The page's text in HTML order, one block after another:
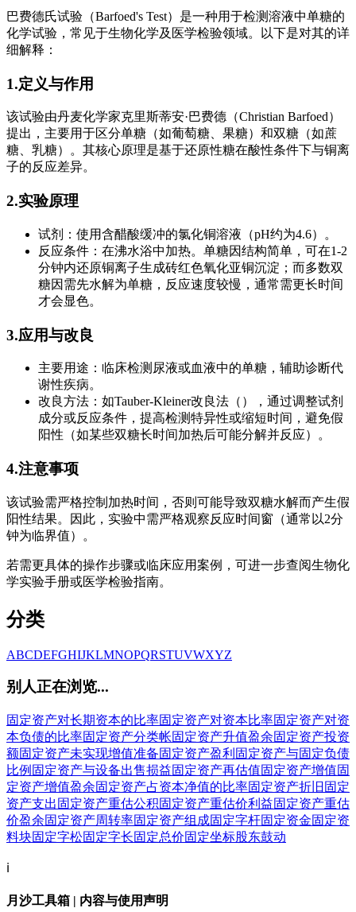
巴费德氏试验（Barfoed's Test）是一种用于检测溶液中单糖的
化学试验，常见于生物化学及医学检验领域。以下是对其的详
细解释：
1.定义与作用
该试验由丹麦化学家克里斯蒂安·巴费德（Christian Barfoed）
提出，主要用于区分单糖（如葡萄糖、果糖）和双糖（如蔗
糖、乳糖）。其核心原理是基于还原性糖在酸性条件下与铜离
子的反应差异。
2.实验原理
试剂：使用含醋酸缓冲的氯化铜溶液（pH约为4.6）。
反应条件：在沸水浴中加热。单糖因结构简单，可在1-2
分钟内还原铜离子生成砖红色氧化亚铜沉淀；而多数双
糖因需先水解为单糖，反应速度较慢，通常需更长时间
才会显色。
3.应用与改良
主要用途：临床检测尿液或血液中的单糖，辅助诊断代
谢性疾病。
改良方法：如Tauber-Kleiner改良法（），通过调整试剂
成分或反应条件，提高检测特异性或缩短时间，避免假
阳性（如某些双糖长时间加热后可能分解并反应）。
4.注意事项
该试验需严格控制加热时间，否则可能导致双糖水解而产生假
阳性结果。因此，实验中需严格观察反应时间窗（通常以2分
钟为临界值）。
若需更具体的操作步骤或临床应用案例，可进一步查阅生物化
学实验手册或医学检验指南。
分类
ABCDEFGHIJKLMNOPQRSTUVWXYZ
别人正在浏览...
固定资产对长期资本的比率固定资产对资本比率固定资产对资
本负债的比率固定资产分类帐固定资产升值盈余固定资产投资
额固定资产未实现增值准备固定资产盈利 固定资产与固定负债
比例 固定资产与设备出售损益固定资产再估值固定资产增值固
定资产增值盈余固定资产占资本净值的比率固定资产折旧 固定
资产支出 固定资产重估公积固定资产重估价利益固定资产重估
价盈余固定资产周转率固定资产组成固定字杆固定资金固定资
料块固定字松固定字长固定总价固定坐标股东鼓动
ℹ️
月沙工具箱 | 内容与使用声明